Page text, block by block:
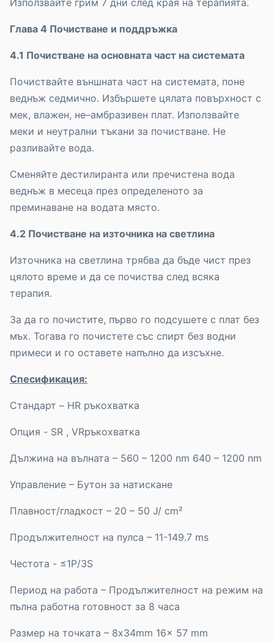
Използвайте грим 7 дни след края на терапията.
Глава 4 Почистване и поддръжка
4.1 Почистване на основната част на системата
Почиствайте външната част на системата, поне
веднъж седмично. Избършете цялата повърхност с
мек, влажен, не–амбразивен плат. Използвайте
меки и неутрални тъкани за почистване. Не
разливайте вода.
Сменяйте дестилиранта или пречистена вода
веднъж в месеца през определеното за
преминаване на водата място.
4.2 Почистване на източника на светлина
Източника на светлина трябва да бъде чист през
цялото време и да се почиства след всяка
терапия.
За да го почистите, първо го подсушете с плат без
мъх. Тогава го почистете със спирт без водни
примеси и го оставете напълно да изсъхне.
Спесификация:
Стандарт – HR ръкохватка
Опция - SR , VRръкохватка
Дължина на вълната – 560 – 1200 nm 640 – 1200 nm
Управление – Бутон за натискане
Плавност/гладкост – 20 – 50 J/ cm²
Продължителност на пулса – 11-149.7 ms
Честота - ≤1P/3S
Период на работа – Продължителност на режим на
пълна работна готовност за 8 часа
Размер на точката – 8x34mm 16x 57 mm